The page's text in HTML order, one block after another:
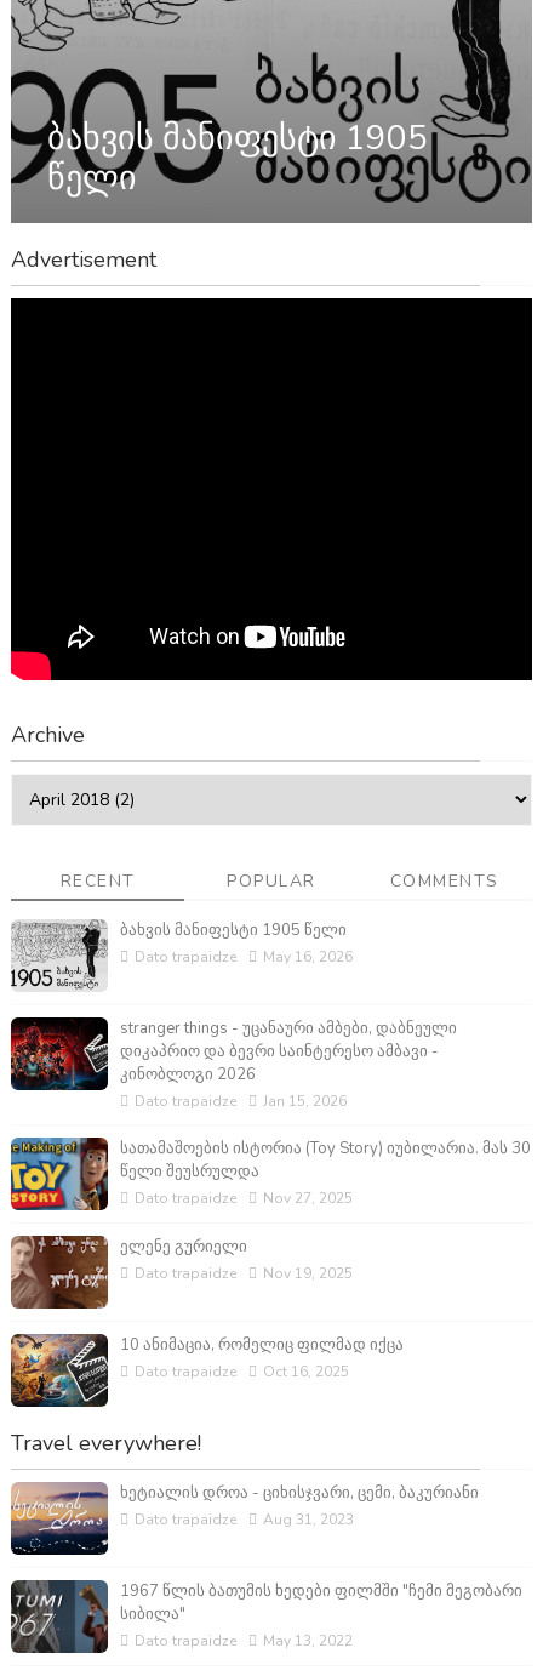
ბახვის მანიფესტი 1905
წელი
Advertisement
Archive
RECENT POPULAR COMMENTS
ბახვის მანიფესტი 1905 წელი
Dato trapaidze May 16, 2026
stranger things - უცანაური ამბები, დაბნეული
დიკაპრიო და ბევრი საინტერესო ამბავი -
კინობლოგი 2026
Dato trapaidze Jan 15, 2026
სათამაშოების ისტორია (Toy Story) იუბილარია. მას 30
წელი შეუსრულდა
Dato trapaidze Nov 27, 2025
ელენე გურიელი
Dato trapaidze Nov 19, 2025
10 ანიმაცია, რომელიც ფილმად იქცა
Dato trapaidze Oct 16, 2025
Travel everywhere!
ხეტიალის დროა - ციხისჯვარი, ცემი, ბაკურიანი
Dato trapaidze Aug 31, 2023
1967 წლის ბათუმის ხედები ფილმში "ჩემი მეგობარი
სიბილა"
Dato trapaidze May 13, 2022